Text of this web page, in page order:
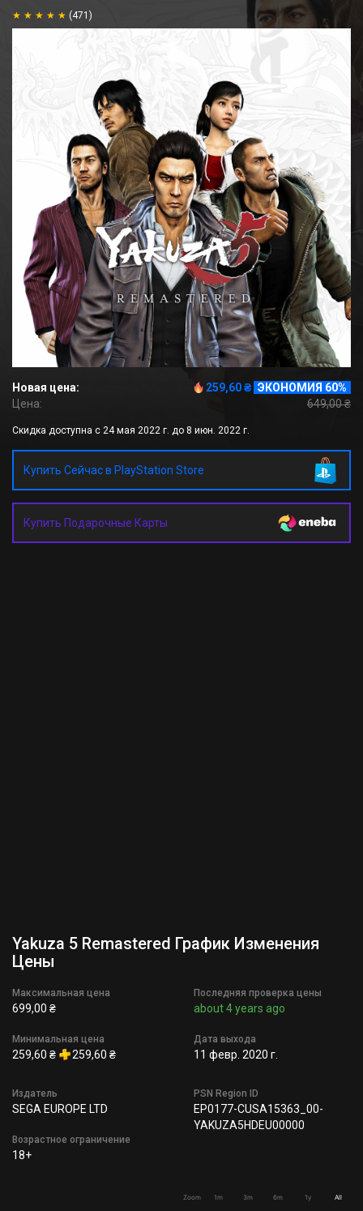
(471)
Новая цена: 259,60 ₴ ЭКОНОМИЯ 60%
Цена:
649,00 ₴
Скидка доступна с 24 мая 2022 г. до 8 июн. 2022 г.
Купить Сейчас в PlayStation Store
Купить Подарочные Карты
Yakuza 5 Remastered График Изменения
Цены
Максимальная цена
699,00 ₴
Минимальная цена
259,60 ₴ 259,60 ₴
Последняя проверка цены
about 4 years ago
Дата выхода
11 февр. 2020 г.
Издатель
SEGA EUROPE LTD
Возрастное ограничение
18+
PSN Region ID
EP0177-CUSA15363_00-
YAKUZA5HDEU00000
Zoom 1m 3m 6m 1y All